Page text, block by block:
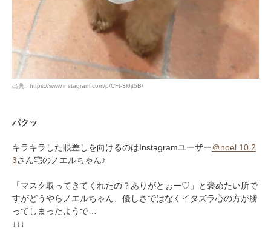
出典 : https://www.instagram.com/p/CFt-3l0jt5B/
パクッ
キラキラした眼差しを向けるのはInstagramユーザー＠noel.10.2
3さん宅のノエルちゃん♪
「マスク取ってきてくれたの？ありがとぉー♡」と褒めたい所で
すがどうやらノエルちゃん、優しさではなくイタズラ心の方が勝
ってしまったようで…
↓↓↓